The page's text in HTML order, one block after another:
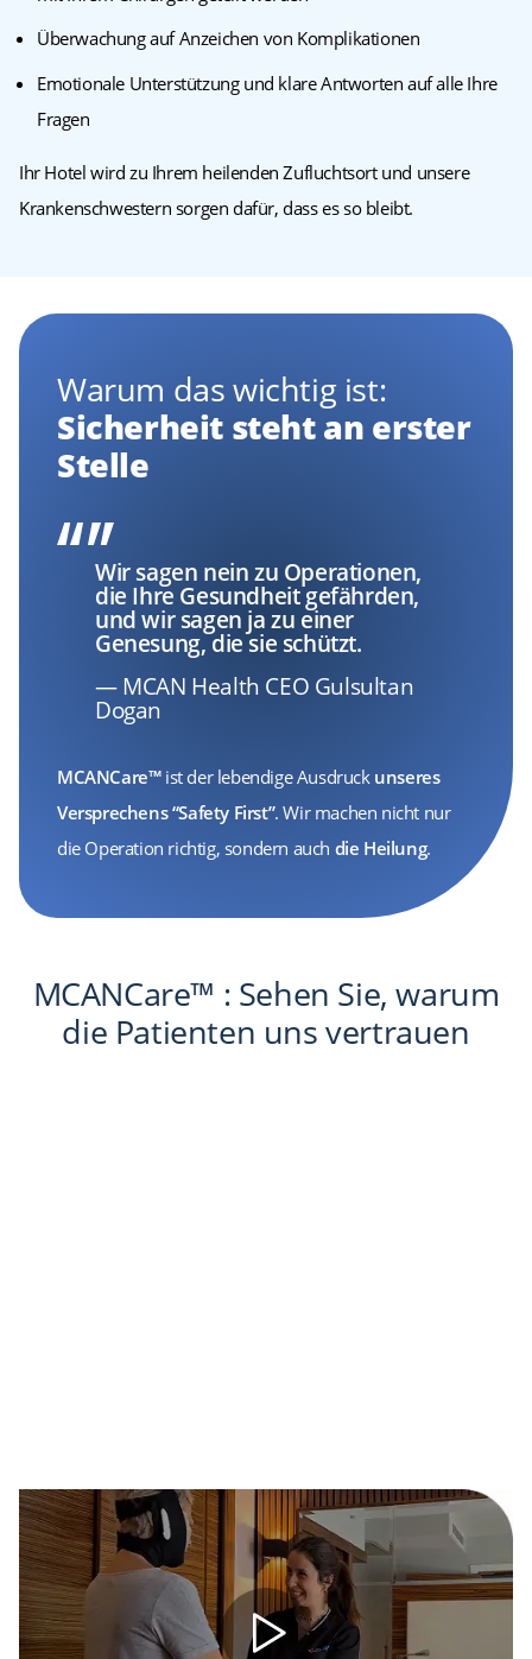
Überwachung auf Anzeichen von Komplikationen
Emotionale Unterstützung und klare Antworten auf alle Ihre
Fragen
Ihr Hotel wird zu Ihrem heilenden Zufluchtsort und unsere
Krankenschwestern sorgen dafür, dass es so bleibt.
Warum das wichtig ist:
Sicherheit steht an erster
Stelle
Wir sagen nein zu Operationen,
die Ihre Gesundheit gefährden,
und wir sagen ja zu einer
Genesung, die sie schützt.
— MCAN Health CEO Gulsultan
Dogan
MCANCare™ist der lebendige Ausdruckunseres
Versprechens “Safety First”. Wir machen nicht nur
die Operation richtig, sondern auch die Heilung.
MCANCare™ : Sehen Sie, warum
die Patienten uns vertrauen